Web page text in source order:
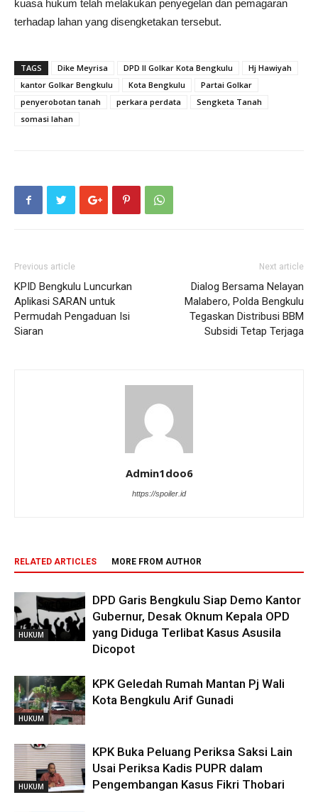
kuasa hukum telah melakukan penyegelan dan pemagaran
terhadap lahan yang disengketakan tersebut.
TAGS Dike Meyrisa DPD II Golkar Kota Bengkulu
Hj Hawiyah
kantor Golkar Bengkulu
Kota Bengkulu
Partai Golkar
penyerobotan tanah
perkara perdata
Sengketa Tanah
somasi lahan
Previous article
KPID Bengkulu Luncurkan
Aplikasi SARAN untuk
Permudah Pengaduan Isi
Siaran
Next article
Dialog Bersama Nelayan
Malabero, Polda Bengkulu
Tegaskan Distribusi BBM
Subsidi Tetap Terjaga
Admin1doo6
https://spoiler.id
RELATED ARTICLES MORE FROM AUTHOR
HUKUM
DPD Garis Bengkulu Siap Demo Kantor
Gubernur, Desak Oknum Kepala OPD
yang Diduga Terlibat Kasus Asusila
Dicopot
HUKUM
KPK Geledah Rumah Mantan Pj Wali
Kota Bengkulu Arif Gunadi
HUKUM
KPK Buka Peluang Periksa Saksi Lain
Usai Periksa Kadis PUPR dalam
Pengembangan Kasus Fikri Thobari